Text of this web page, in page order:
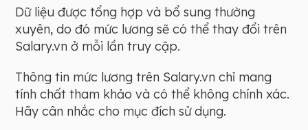
Dữ liệu được tổng hợp và bổ sung thường
xuyên, do đó mức lương sẽ có thể thay đổi trên
Salary.vn ở mỗi lần truy cập.
Thông tin mức lương trên Salary.vn chỉ mang
tính chất tham khảo và có thể không chính xác.
Hãy cân nhắc cho mục đích sử dụng.